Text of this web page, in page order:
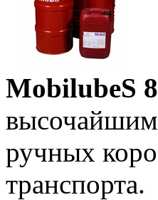
MobilubeS
ручных
транспорта.